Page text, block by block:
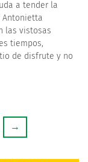
a tender la
Antonietta
las vistosas
tiempos,
de disfrute y no
→